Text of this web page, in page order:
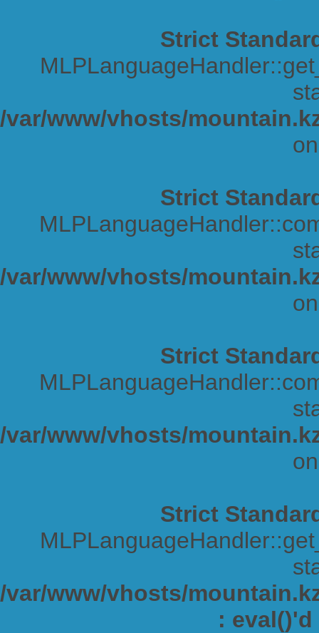
Strict
/var/www/vhosts/
Strict
/var/www/vhosts/
Strict
/var/www/vhosts/
Strict
/var/www/vhosts/
: